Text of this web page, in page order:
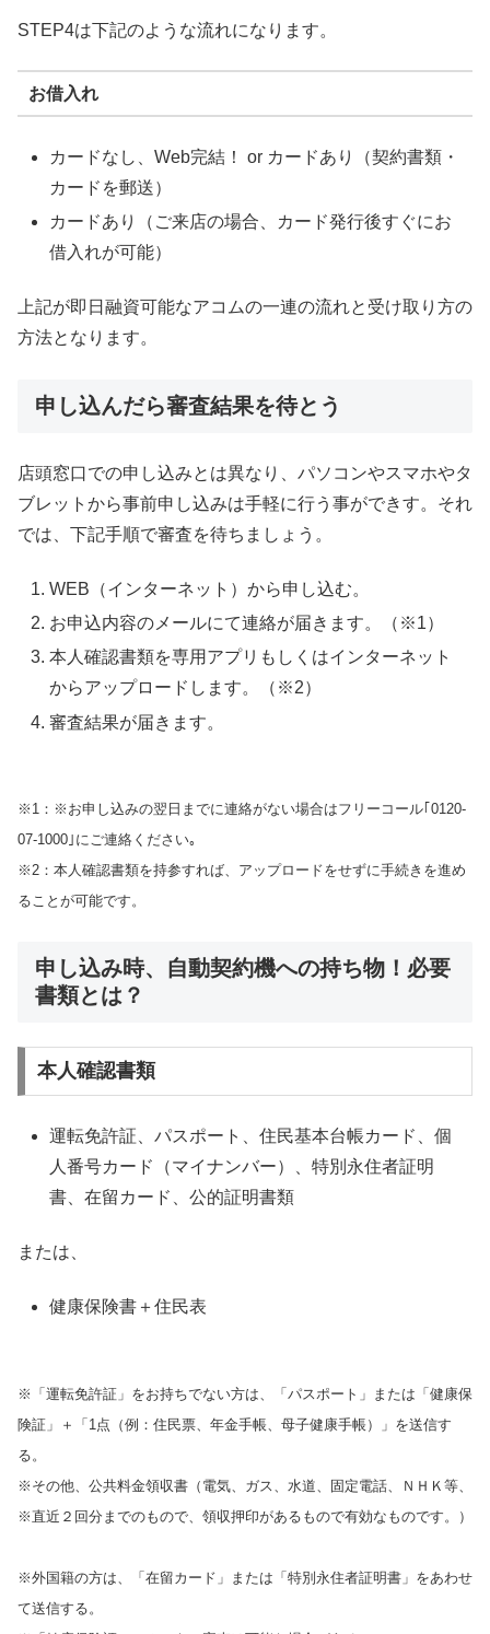
STEP4は下記のような流れになります。
お借入れ
カードなし、Web完結！ or カードあり（契約書類・
カードを郵送）
カードあり（ご来店の場合、カード発行後すぐにお
借入れが可能）
上記が即日融資可能なアコムの一連の流れと受け取り方の
方法となります。
申し込んだら審査結果を待とう
店頭窓口での申し込みとは異なり、パソコンやスマホやタ
ブレットから事前申し込みは手軽に行う事ができす。それ
では、下記手順で審査を待ちましょう。
WEB（インターネット）から申し込む。
お申込内容のメールにて連絡が届きます。（※1）
本人確認書類を専用アプリもしくはインターネット
からアップロードします。（※2）
審査結果が届きます。
※1：※お申し込みの翌日までに連絡がない場合はフリーコール｢0120-
07-1000｣にご連絡ください｡
※2：本人確認書類を持参すれば、アップロードをせずに手続きを進め
ることが可能です。
申し込み時、自動契約機への持ち物！必要
書類とは？
本人確認書類
運転免許証、パスポート、住民基本台帳カード、個
人番号カード（マイナンバー）、特別永住者証明
書、在留カード、公的証明書類
または、
健康保険書＋住民表
※「運転免許証」をお持ちでない方は、「パスポート」または「健康保
険証」＋「1点（例：住民票、年金手帳、母子健康手帳）」を送信す
る。
※その他、公共料金領収書（電気、ガス、水道、固定電話、ＮＨＫ等、
※直近２回分までのもので、領収押印があるもので有効なものです。）
※外国籍の方は、「在留カード」または「特別永住者証明書」をあわせ
て送信する。